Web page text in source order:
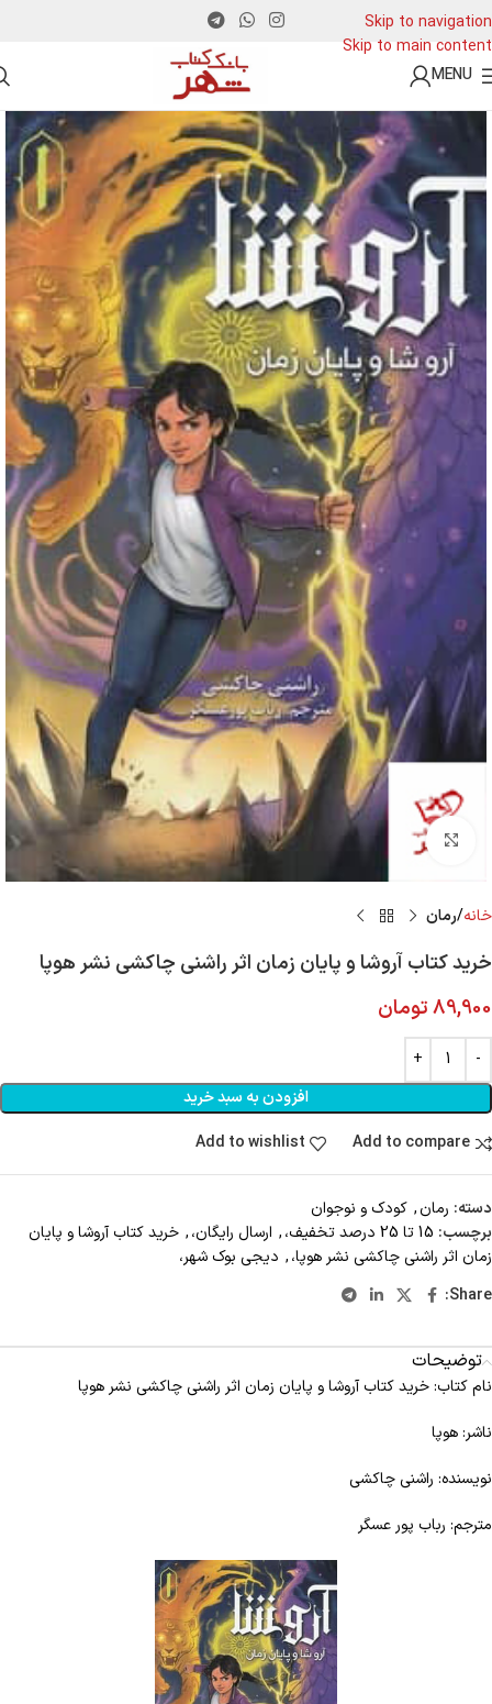
Skip to navigation
Skip to main content
MENU
Click to enlarge
خانه رمان
خرید کتاب آروشا و پایان زمان اثر راشنی چاکشی نشر هوپا
89,900تومان
افزودن به سبد خرید
Add to compare
Add to wishlist
دسته: رمان, کودک و نوجوان
برچسب: 15 تا 25 درصد تخفیف، , ارسال رایگان،, خرید کتاب آروشا و پایان
زمان اثر راشنی چاکشی نشر هوپا،, دیجی بوک شهر،
Share:
توضیحات
نام کتاب: خرید کتاب آروشا و پایان زمان اثر راشنی چاکشی نشر هوپا
ناشر: هوپا
نویسنده: راشنی چاکشی
مترجم: رباب پور عسگر